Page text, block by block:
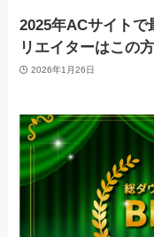
2025年ACサイトで
リエイターはこの
2026年1月26日